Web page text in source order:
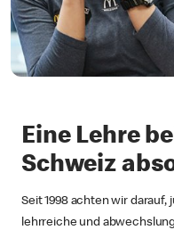
Eine Lehre
Schweiz
Seit 1998 achten wir
lehrreiche und